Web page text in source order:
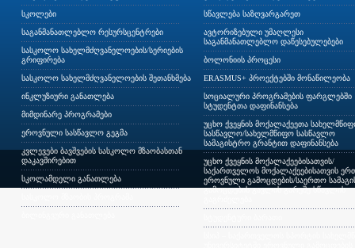
სკოლები
საგანმანათლებლო რესურსცენტრები
სასკოლო სახელმძღვანელოების/სერიების
გრიფირება
სასკოლო სახელმძღვანელოების შეთანხმება
ინკლუზიური განათლება
მიმდინარე პროგრამები
ეროვნული სასწავლო გეგმა
კვლევები ბავშვების სასკოლო მზაობასთან
დაკავშირებით
სკოლამდელი განათლება
სწავლება საზღვარგარეთ
ავტორიზებული უმაღლესი
საგანმანათლებლო დაწესებულებები
ბოლონიის პროცესი
ERASMUS+ პროექტებში მონაწილეობა
სოციალური პროგრამების ფარგლებში
სტუდენტთა დაფინანსება
უცხო ქვეყნის მოქალაქეეთა
სასწავლო/სახელმწიფო სასწავლო
სამაგისტრო გრანტით დაფინანსება
უცხო ქვეყნის მოქალაქეებისათვის/
საქართველოს მოქალაქეებისათვის
ეროვნული გამოცდების/საერთო
გამოცდების გავლის გარეშე სწავლის